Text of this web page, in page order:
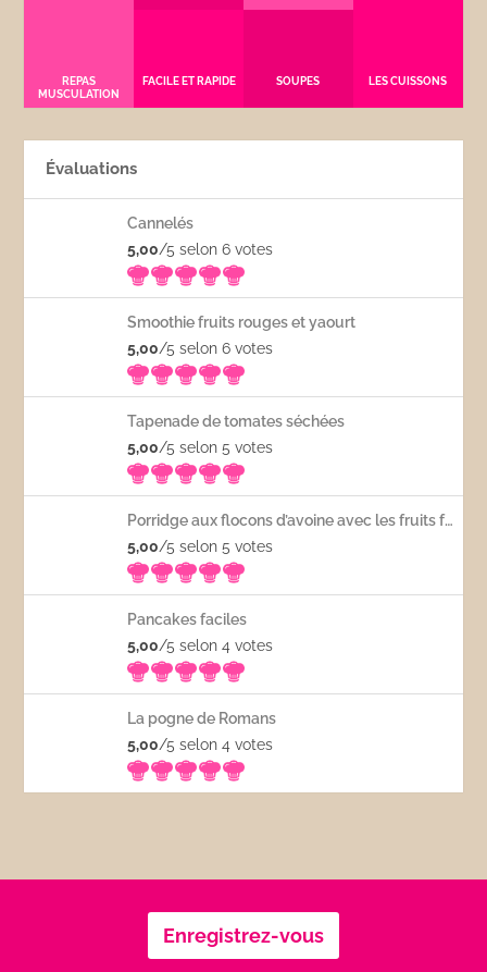
REPAS
MUSCULATION
FACILE ET RAPIDE SOUPES LES CUISSONS
Évaluations
Cannelés
5,00/5 selon 6votes
Smoothie fruits rouges et yaourt
5,00/5 selon 6votes
Tapenade de tomates séchées
5,00/5 selon 5votes
Porridge aux flocons d’avoine avec les fruits frais
5,00/5 selon 5votes
Pancakes faciles
5,00/5 selon 4votes
La pogne de Romans
5,00/5 selon 4votes
Enregistrez-vous